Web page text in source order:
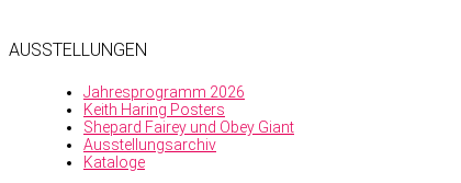
AUSSTELLUNGEN
Jahresprogramm 2026
Keith Haring Posters
Shepard Fairey und Obey Giant
Ausstellungsarchiv
Kataloge